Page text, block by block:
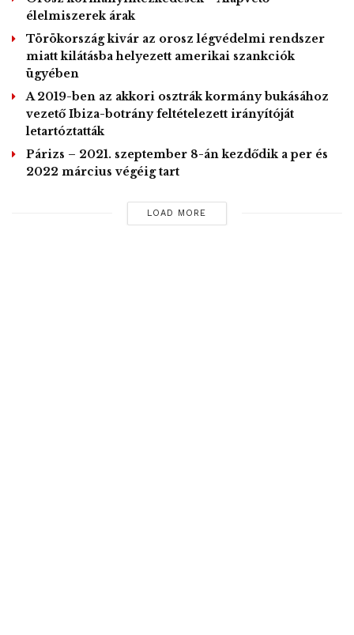
rendelet USA
élelmiszerek árak
Törökország kivár az orosz légvédelmi rendszer
miatt kilátásba helyezett amerikai szankciók
ügyében
A 2019-ben az akkori osztrák kormány bukásához
vezető Ibiza-botrány feltételezett irányítóját
letartóztatták
Párizs – 2021. szeptember 8-án kezdődik a per és
2022 március végéig tart
LOAD MORE